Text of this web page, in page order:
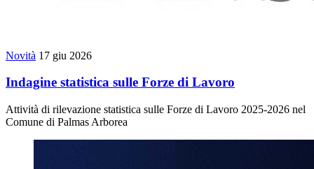
Novità 17 giu 2026
Indagine statistica sulle Forze di Lavoro
Attività di rilevazione statistica sulle Forze di Lavoro 2025-2026 nel
Comune di Palmas Arborea